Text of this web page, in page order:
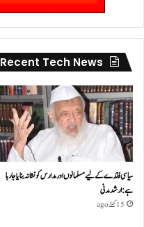
Recent Tech News
سیاسی فائدے کے لیے مسلمانوں اور مدارس کو نشانہ بنایا جا رہا
ہے: ارشد مدنی
15 گھنٹے ago